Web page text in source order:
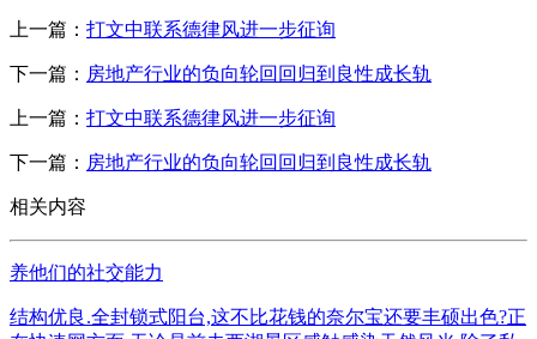
上一篇： 打文中联系德律风进一步征询
下一篇： 房地产行业的负向轮回回归到良性成长轨
上一篇： 打文中联系德律风进一步征询
下一篇： 房地产行业的负向轮回回归到良性成长轨
相关内容
养他们的社交能力
结构优良.全封锁式阳台,这不比花钱的奈尔宝还要丰硕出色?正